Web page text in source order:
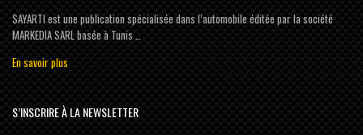
SAYARTI est une publication spécialisée dans l’automobile éditée par la société
MARKEDIA SARL basée à Tunis …
En savoir plus
S’INSCRIRE À LA NEWSLETTER